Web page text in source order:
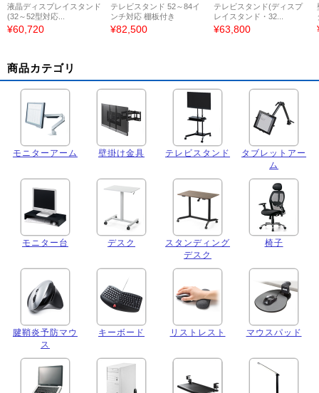
液晶ディスプレイスタンド
(32～52型対応...
¥60,720
テレビスタンド 52～84イ
ンチ対応 棚板付き
¥82,500
テレビスタンド(ディスプ
レイスタンド・32...
¥63,800
商品カテゴリ
モニターアーム 壁掛け金具 テレビスタンド
タブレットアー
ム
モニター台 デスク
スタンディング
デスク
椅子
腱鞘炎予防マウ
ス
キーボード リストレスト マウスパッド